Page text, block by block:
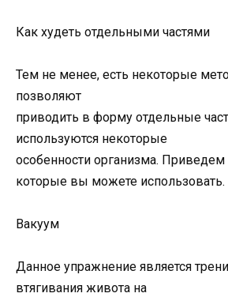
Как худеть отдельными частями
Тем не менее, есть некоторые
позволяют
приводить в форму отдельные
используются некоторые
особенности организма.
которые вы можете использовать.
Вакуум
Данное упражнение является
втягивания живота на